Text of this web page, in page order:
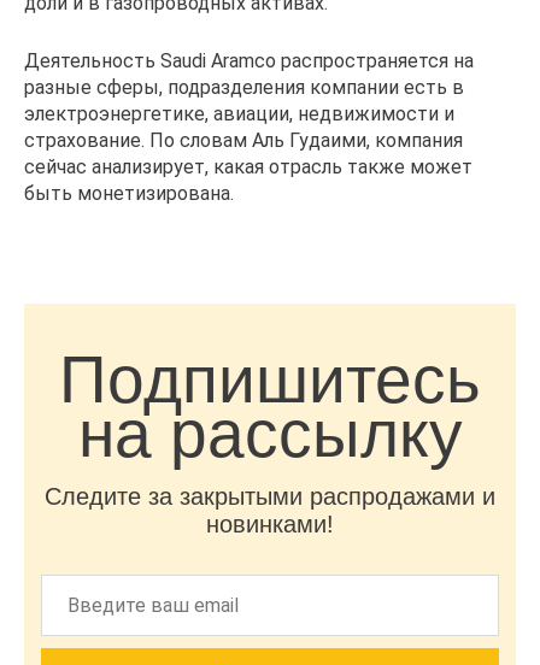
Деятельность Saudi Aramco распространяется на
разные сферы, подразделения компании есть в
электроэнергетике, авиации, недвижимости и
страхование. По словам Аль Гудаими, компания
сейчас анализирует, какая отрасль также может
быть монетизирована.
Подпишитесь
на рассылку
Следите за закрытыми распродажами и
новинками!